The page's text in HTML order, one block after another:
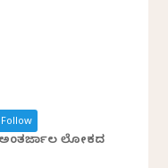
Follow
ಅಂತರ್ಜಾಲ ಲೋಕದ